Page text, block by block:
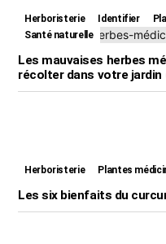
Herboristerie Identifier
Santé naturelle
Les mauvaises herbes
récolter dans votre
Herboristerie Plantes
Les six bienfaits du